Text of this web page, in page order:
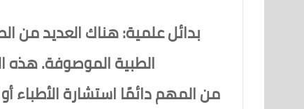
بدائل علمية: هناك العديد من
الطبية الموصوفة. هذه
من المهم دائمًا استشارة الأطباء